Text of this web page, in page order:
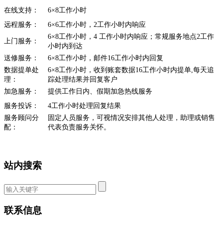
在线支持：
6×8工作小时
远程服务：
6×6工作小时，2工作小时内响应
上门服务：
6×8工作小时，4 工作小时内响应；常规服务地点2工作
小时内到达
送修服务：
6×8工作小时，邮件16工作小时内回复
数据提单处
理：
6×8工作小时，收到账套数据16工作小时内提单,每天追
踪处理结果并回复客户
加急服务：
提供工作日内、假期加急热线服务
服务投诉：
4工作小时处理回复结果
服务顾问分
配：
固定人员服务，可视情况安排其他人处理，助理或销售
代表负责服务关怀。
站内搜索
联系信息